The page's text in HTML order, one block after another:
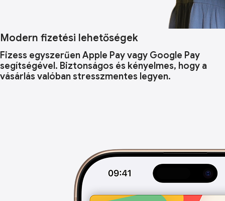
Modern fizetési lehetőségek
Fizess egyszerűen Apple Pay vagy Google Pay
segítségével. Biztonságos és kényelmes, hogy a
vásárlás valóban stresszmentes legyen.